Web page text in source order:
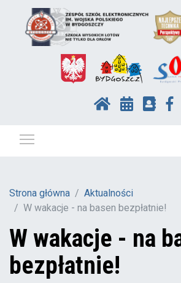
Strona główna
Aktualności
W wakacje - na basen bezpłatnie!
W wakacje - na
bezpłatnie!